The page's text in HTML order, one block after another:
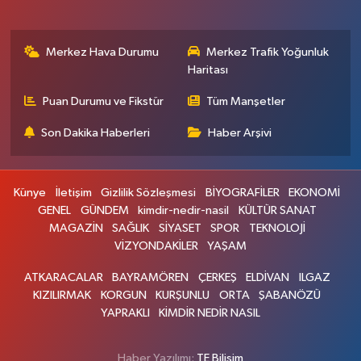
Merkez Hava Durumu
Merkez Trafik Yoğunluk
Haritası
Puan Durumu ve Fikstür Tüm Manşetler
Son Dakika Haberleri Haber Arşivi
Künye İletişim Gizlilik Sözleşmesi BİYOGRAFİLER
EKONOMİ
GENEL
GÜNDEM kimdir-nedir-nasil
KÜLTÜR SANAT
MAGAZİN
SAĞLIK SİYASET SPOR
TEKNOLOJİ
VİZYONDAKİLER
YAŞAM
ATKARACALAR BAYRAMÖREN ÇERKEŞ ELDİVAN
ILGAZ
KIZILIRMAK
KORGUN KURŞUNLU ORTA
ŞABANÖZÜ
YAPRAKLI
KİMDİR NEDİR NASIL
Haber Yazılımı: TE Bilişim